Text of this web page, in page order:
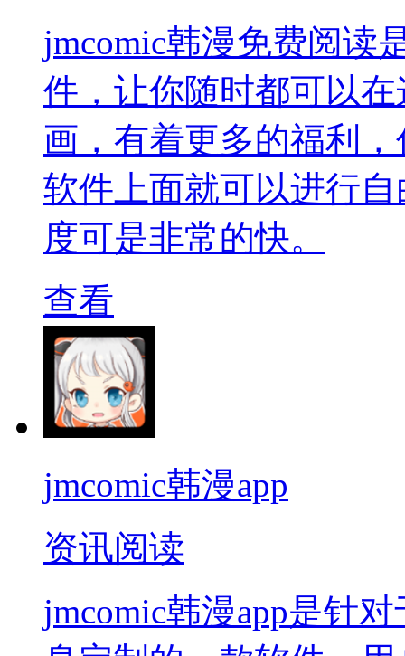
jmcomic韩漫免费阅读
件，让你随时都可以
画，有着更多的福利
软件上面就可以进行
度可是非常的快。
查看
jmcomic韩漫app
资讯阅读
jmcomic韩漫app是针